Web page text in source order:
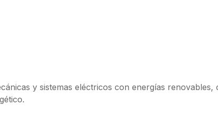
y sistemas eléctricos con energías